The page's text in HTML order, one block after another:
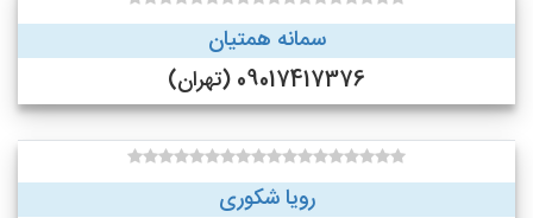
سمانه همتیان
09017417376 (تهران)
رویا شکوری